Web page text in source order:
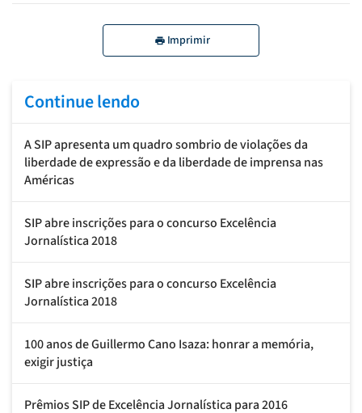
Imprimir
Continue lendo
A SIP apresenta um quadro sombrio de violações da
liberdade de expressão e da liberdade de imprensa nas
Américas
SIP abre inscrições para o concurso Excelência
Jornalística 2018
SIP abre inscrições para o concurso Excelência
Jornalística 2018
100 anos de Guillermo Cano Isaza: honrar a memória,
exigir justiça
Prêmios SIP de Excelência Jornalística para 2016